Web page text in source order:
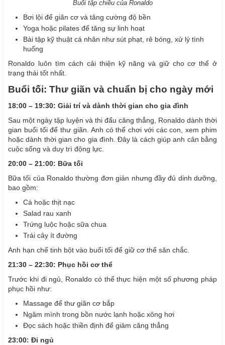
Buổi tập chiều của Ronaldo
Bơi lội để giãn cơ và tăng cường độ bền
Yoga hoặc pilates để tăng sự linh hoạt
Bài tập kỹ thuật cá nhân như sút phạt, rê bóng, xử lý tình
huống
Ronaldo luôn tìm cách cải thiện kỹ năng và giữ cho cơ thể ở
trạng thái tốt nhất.
Buổi tối: Thư giãn và chuẩn bị cho ngày mới
18:00 – 19:30: Giải trí và dành thời gian cho gia đình
Sau một ngày tập luyện và thi đấu căng thẳng, Ronaldo dành thời
gian buổi tối để thư giãn. Anh có thể chơi với các con, xem phim
hoặc dành thời gian cho gia đình. Đây là cách giúp anh cân bằng
cuộc sống và duy trì động lực.
20:00 – 21:00: Bữa tối
Bữa tối của Ronaldo thường đơn giản nhưng đầy đủ dinh dưỡng,
bao gồm:
Cá hoặc thịt nạc
Salad rau xanh
Trứng luộc hoặc sữa chua
Trái cây ít đường
Anh hạn chế tinh bột vào buổi tối để giữ cơ thể săn chắc.
21:30 – 22:30: Phục hồi cơ thể
Trước khi đi ngủ, Ronaldo có thể thực hiện một số phương pháp
phục hồi như:
Massage để thư giãn cơ bắp
Ngâm mình trong bồn nước lạnh hoặc xông hơi
Đọc sách hoặc thiền định để giảm căng thẳng
23:00: Đi ngủ